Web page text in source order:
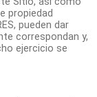
propiedad
pueden dar
correspondan y,
ejercicio se